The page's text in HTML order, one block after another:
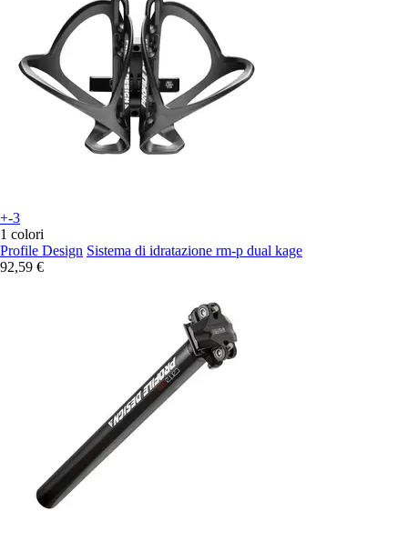
+-3
1 colori
Profile Design Sistema di idratazione rm-p dual kage
92,59 €